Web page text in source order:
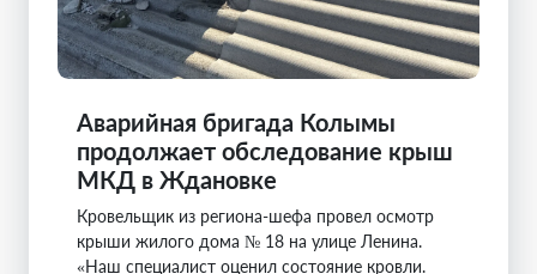
Аварийная бригада Колымы
продолжает обследование крыш
МКД в Ждановке
Кровельщик из региона-шефа провел осмотр
крыши жилого дома № 18 на улице Ленина.
«Наш специалист оценил состояние кровли.